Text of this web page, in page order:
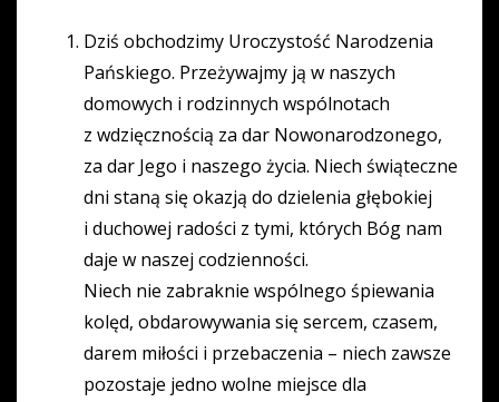
Dziś obchodzimy Uroczystość Narodzenia
Pańskiego. Przeżywajmy ją w naszych
domowych i rodzinnych wspólnotach
z wdzięcznością za dar Nowonarodzonego,
za dar Jego i naszego życia. Niech świąteczne
dni staną się okazją do dzielenia głębokiej
i duchowej radości z tymi, których Bóg nam
daje w naszej codzienności.
Niech nie zabraknie wspólnego śpiewania
kolęd, obdarowywania się sercem, czasem,
darem miłości i przebaczenia – niech zawsze
pozostaje jedno wolne miejsce dla